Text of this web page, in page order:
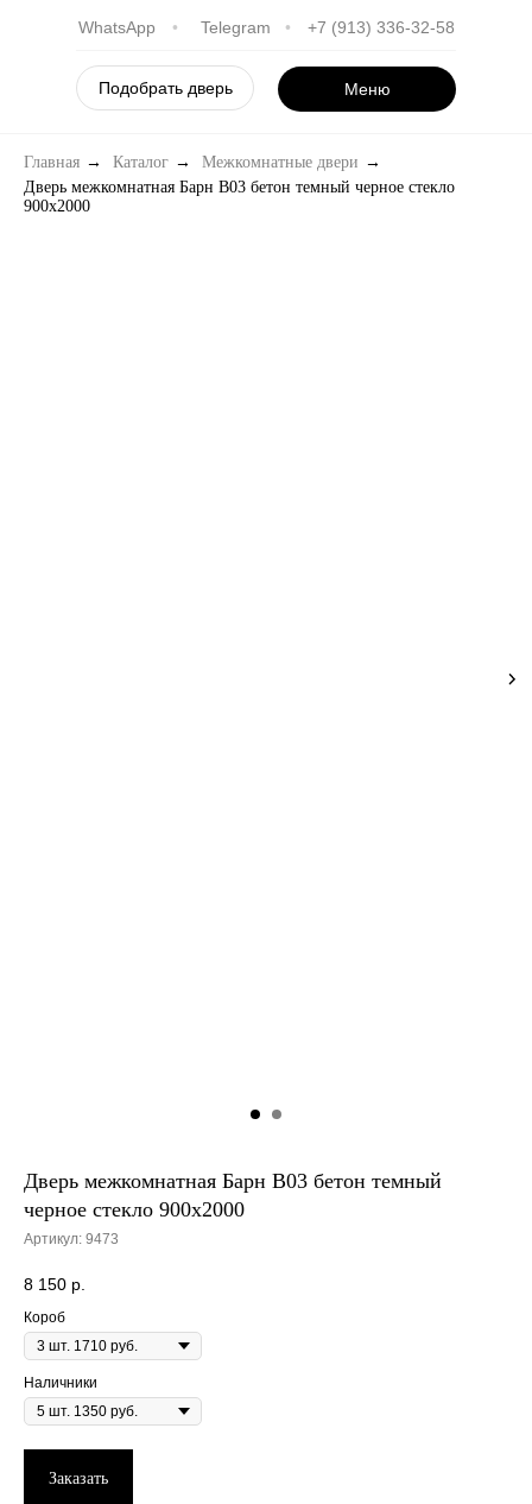
WhatsApp •
Telegram
• +7 (913) 336-32-58
Подобрать дверь Меню
Главная → Каталог → Межкомнатные двери →
Дверь межкомнатная Барн B03 бетон темный черное стекло
900х2000
Дверь межкомнатная Барн B03 бетон темный
черное стекло 900х2000
Артикул: 9473
8 150 р.
Короб
Наличники
Заказать